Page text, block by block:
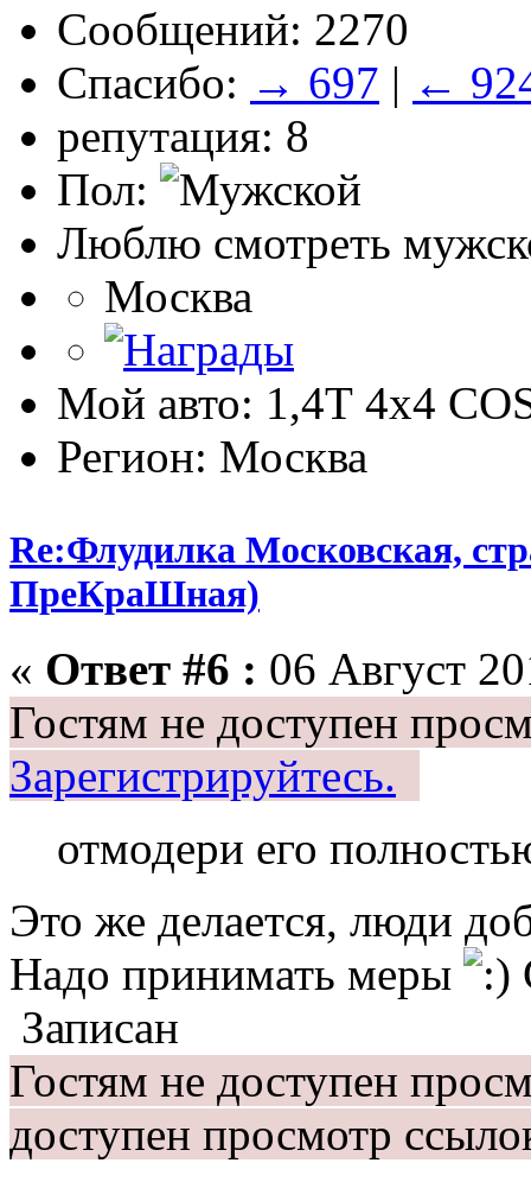
Сообщений: 2270
Спасибо: → 697 | ←
репутация: 8
Пол:
Люблю смотреть
Москва
Мой авто: 1,4Т 4х4
Регион: Москва
Re:Флудилка Московская,
ПреКраШная)
« Ответ #6 : 06 Август
Гостям не доступен
Зарегистрируйтесь.
отмодери его
Это же делается, люди
Надо принимать меры
Записан
Гостям не доступен
доступен просмотр